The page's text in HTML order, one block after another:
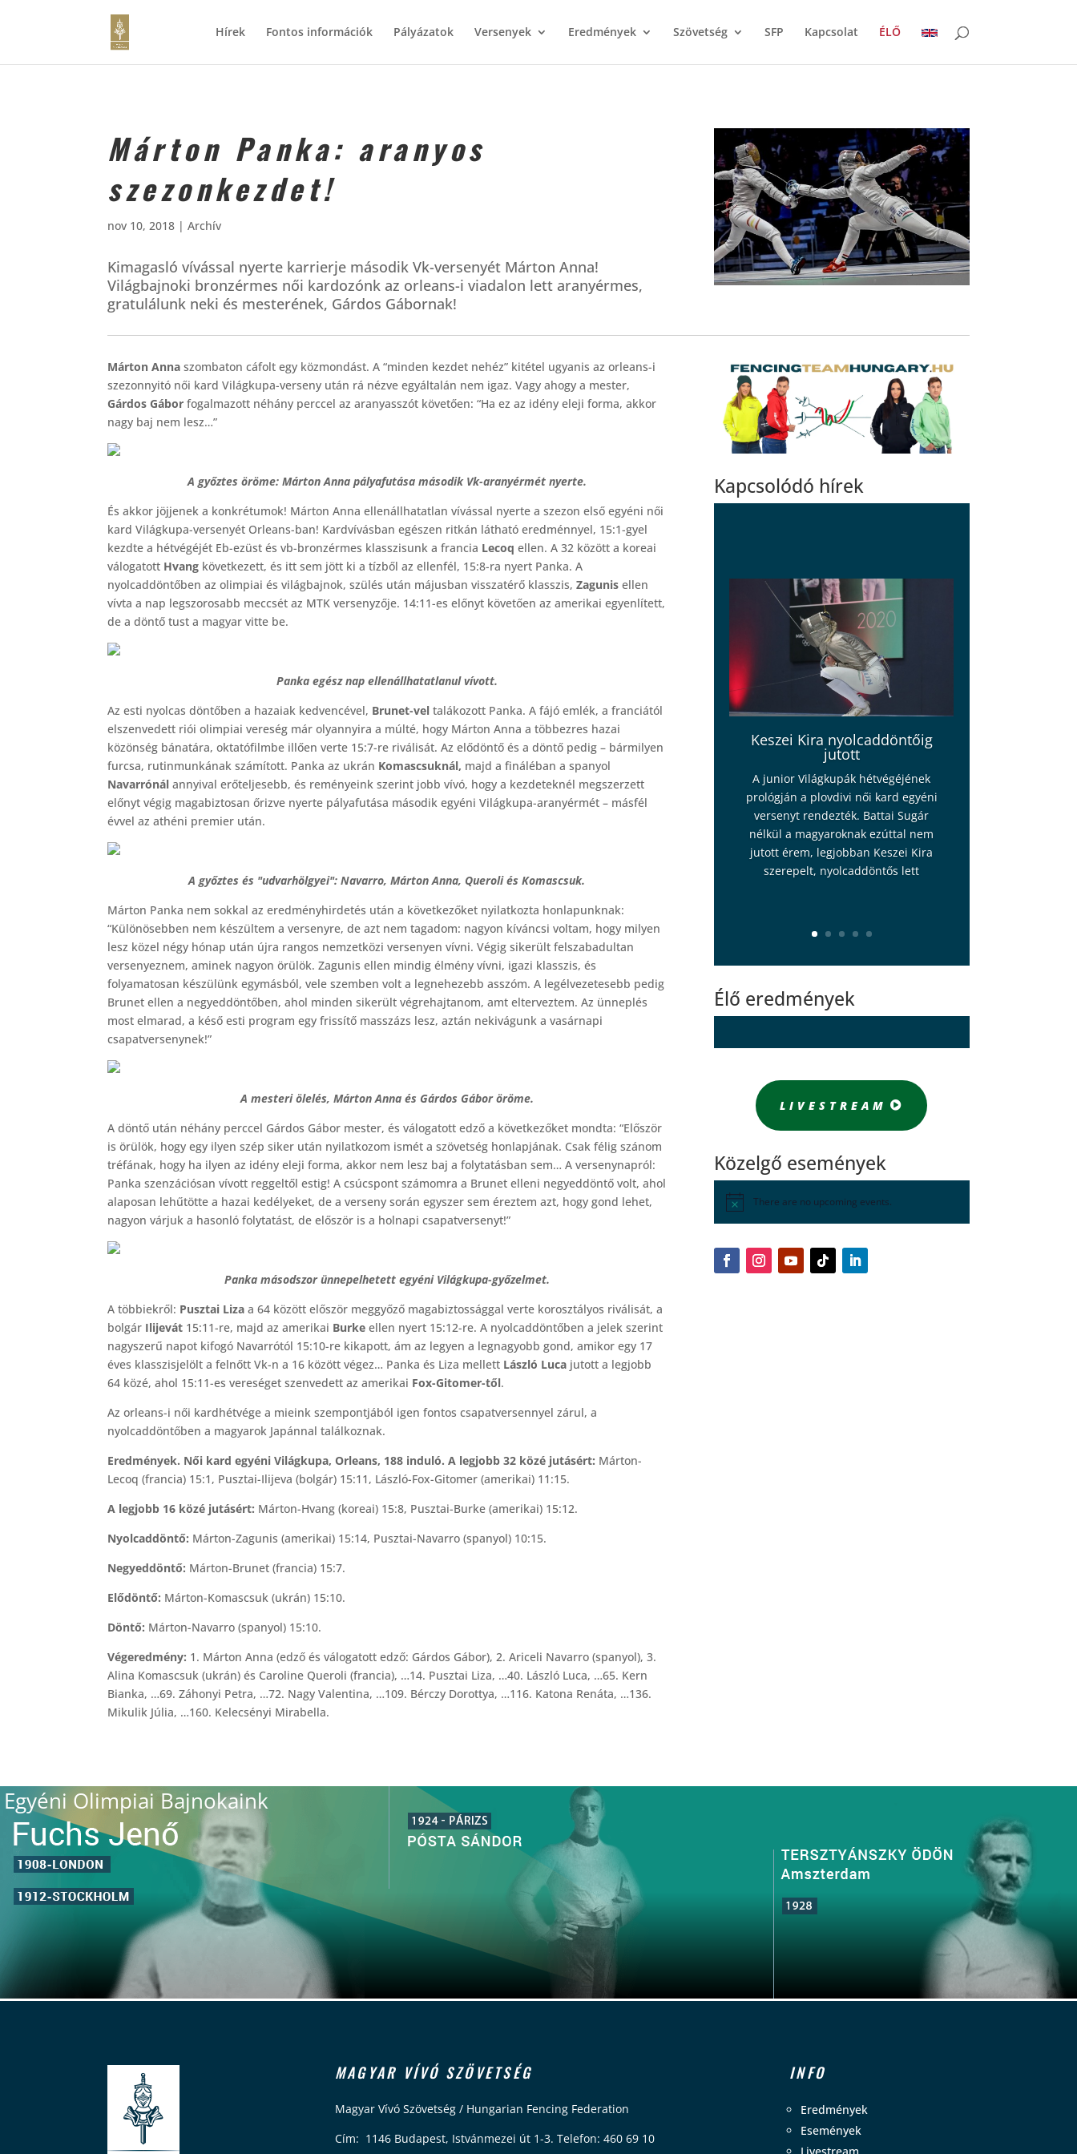
Hírek Fontos információk Pályázatok Versenyek Eredmények Szövetség SFP Kapcsolat ÉLŐ
Márton Panka: aranyos
szezonkezdet!
nov 10, 2018 |Archív
Kimagasló vívással nyerte karrierje második Vk-versenyét Márton Anna!
Világbajnoki bronzérmes női kardozónk az orleans-i viadalon lett aranyérmes,
gratulálunk neki és mesterének, Gárdos Gábornak!
Márton Anna szombaton cáfolt egy közmondást. A “minden kezdet nehéz” kitétel ugyanis az orleans-i
szezonnyitó női kard Világkupa-verseny után rá nézve egyáltalán nem igaz. Vagy ahogy a mester,
Gárdos Gábor fogalmazott néhány perccel az aranyasszót követően: “Ha ez az idény eleji forma, akkor
nagy baj nem lesz…”
A győztes öröme: Márton Anna pályafutása második Vk-aranyérmét nyerte.
És akkor jöjjenek a konkrétumok! Márton Anna ellenállhatatlan vívással nyerte a szezon első egyéni női
kard Világkupa-versenyét Orleans-ban! Kardvívásban egészen ritkán látható eredménnyel, 15:1-gyel
kezdte a hétvégéjét Eb-ezüst és vb-bronzérmes klasszisunk a francia Lecoq ellen. A 32 között a koreai
válogatott Hvang következett, és itt sem jött ki a tízből az ellenfél, 15:8-ra nyert Panka. A
nyolcaddöntőben az olimpiai és világbajnok, szülés után májusban visszatérő klasszis,Zagunis ellen
vívta a nap legszorosabb meccsét az MTK versenyzője. 14:11-es előnyt követően az amerikai egyenlített,
de a döntő tust a magyar vitte be.
Panka egész nap ellenállhatatlanul vívott.
Az esti nyolcas döntőben a hazaiak kedvencével, Brunet-veltalákozott Panka. A fájó emlék, a franciától
elszenvedett riói olimpiai vereség már olyannyira a múlté, hogy Márton Anna a többezres hazai
közönség bánatára, oktatófilmbe illően verte 15:7-re riválisát. Az elődöntő és a döntő pedig – bármilyen
furcsa, rutinmunkának számított. Panka az ukrán Komascsuknál, majd a fináléban a spanyol
Navarrónál annyival erőteljesebb, és reményeink szerint jobb vívó, hogy a kezdeteknél megszerzett
előnyt végig magabiztosan őrizve nyerte pályafutása második egyéni Világkupa-aranyérmét – másfél
évvel az athéni premier után.
A győztes és "udvarhölgyei": Navarro, Márton Anna, Queroli és Komascsuk.
Márton Panka nem sokkal az eredményhirdetés után a következőket nyilatkozta honlapunknak:
“Különösebben nem készültem a versenyre, de azt nem tagadom: nagyon kíváncsi voltam, hogy milyen
lesz közel négy hónap után újra rangos nemzetközi versenyen vívni. Végig sikerült felszabadultan
versenyeznem, aminek nagyon örülök. Zagunis ellen mindig élmény vívni, igazi klasszis, és
folyamatosan készülünk egymásból, vele szemben volt a legnehezebb asszóm. A legélvezetesebb pedig
Brunet ellen a negyeddöntőben, ahol minden sikerült végrehajtanom, amt elterveztem. Az ünneplés
most elmarad, a késő esti program egy frissítő masszázs lesz, aztán nekivágunk a vasárnapi
csapatversenynek!”
A mesteri ölelés, Márton Anna és Gárdos Gábor öröme.
A döntő után néhány perccel Gárdos Gábor mester, és válogatott edző a következőket mondta: “Először
is örülök, hogy egy ilyen szép siker után nyilatkozom ismét a szövetség honlapjának. Csak félig szánom
tréfának, hogy ha ilyen az idény eleji forma, akkor nem lesz baj a folytatásban sem… A versenynapról:
Panka szenzációsan vívott reggeltől estig! A csúcspont számomra a Brunet elleni negyeddöntő volt, ahol
alaposan lehűtötte a hazai kedélyeket, de a verseny során egyszer sem éreztem azt, hogy gond lehet,
nagyon várjuk a hasonló folytatást, de először is a holnapi csapatversenyt!”
Panka másodszor ünnepelhetett egyéni Világkupa-győzelmet.
A többiekről: Pusztai Lizaa 64 között először meggyőző magabiztossággal verte korosztályos riválisát, a
bolgár Ilijevát 15:11-re, majd az amerikai Burke ellen nyert 15:12-re. A nyolcaddöntőben a jelek szerint
nagyszerű napot kifogó Navarrótól 15:10-re kikapott, ám az legyen a legnagyobb gond, amikor egy 17
éves klasszisjelölt a felnőtt Vk-n a 16 között végez… Panka és Liza mellett László Luca jutott a legjobb
64 közé, ahol 15:11-es vereséget szenvedett az amerikai Fox-Gitomer-től.
Az orleans-i női kardhétvége a mieink szempontjából igen fontos csapatversennyel zárul, a
nyolcaddöntőben a magyarok Japánnal találkoznak.
Eredmények. Női kard egyéni Világkupa, Orleans, 188 induló. A legjobb 32 közé jutásért: Márton-
Lecoq (francia) 15:1, Pusztai-Ilijeva (bolgár) 15:11, László-Fox-Gitomer (amerikai) 11:15.
A legjobb 16 közé jutásért: Márton-Hvang (koreai) 15:8, Pusztai-Burke (amerikai) 15:12.
Nyolcaddöntő: Márton-Zagunis (amerikai) 15:14, Pusztai-Navarro (spanyol) 10:15.
Negyeddöntő: Márton-Brunet (francia) 15:7.
Elődöntő: Márton-Komascsuk (ukrán) 15:10.
Döntő: Márton-Navarro (spanyol) 15:10.
Végeredmény: 1. Márton Anna (edző és válogatott edző: Gárdos Gábor), 2. Ariceli Navarro (spanyol), 3.
Alina Komascsuk (ukrán) és Caroline Queroli (francia), …14. Pusztai Liza, …40. László Luca, …65. Kern
Bianka, …69. Záhonyi Petra, …72. Nagy Valentina, …109. Bérczy Dorottya, …116. Katona Renáta, …136.
Mikulik Júlia, …160. Kelecsényi Mirabella.
Kapcsolódó hírek
Keszei Kira nyolcaddöntőig
jutott
A junior Világkupák hétvégéjének
prológján a plovdivi női kard egyéni
versenyt rendezték. Battai Sugár
nélkül a magyaroknak ezúttal nem
jutott érem, legjobban Keszei Kira
szerepelt, nyolcaddöntős lett
Élő eredmények
LIVESTREAM
Közelgő események
There are no upcoming events.
Egyéni Olimpiai Bajnokaink
MAGYAR VÍVÓ SZÖVETSÉG
Magyar Vívó Szövetség / Hungarian Fencing Federation
Cím: 1146 Budapest, Istvánmezei út 1-3. Telefon: 460 69 10
INFO
Eredmények
Események